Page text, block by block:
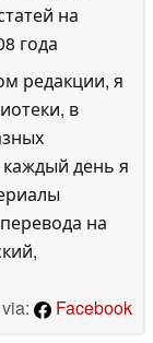
на
года
редакции, я
в
день я
на
Facebook